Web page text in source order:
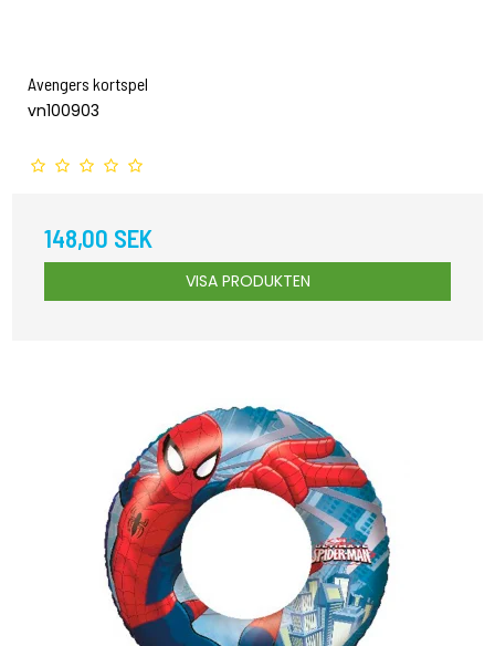
Avengers kortspel
vn100903
148,00 SEK
VISA PRODUKTEN